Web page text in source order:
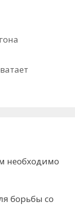
необходимо
борьбы со